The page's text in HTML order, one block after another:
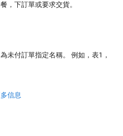
，下訂單或要求交貨。
未付訂單指定名稱。 例如，表1，
信息